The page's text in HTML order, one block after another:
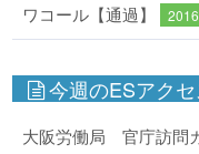
ワコール【通過】
今週のESアク
大阪労働局 官庁訪問